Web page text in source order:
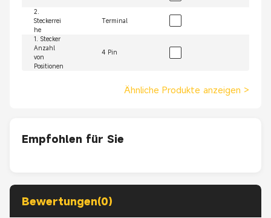
2.
Steckerrei
he
Terminal
1. Stecker
Anzahl
von
Positionen
4 Pin
Ähnliche Produkte anzeigen >
Empfohlen für Sie
Bewertungen(0)